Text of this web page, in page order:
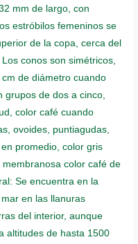
mm de largo, con
estróbilos femeninos se
de la copa, cerca del
conos son simétricos,
de diámetro cuando
de dos a cinco,
color café cuando
ovoides, puntiagudas,
promedio, color gris
color café de
Se encuentra en la
en las llanuras
del interior, aunque
altitudes de hasta 1500